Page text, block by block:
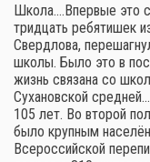
Школа.…Впервые это
тридцать ребятишек
Свердлова,
школы. Было это в
жизнь связана со
Сухановской
105 лет. Во второй
было крупным
Всероссийской